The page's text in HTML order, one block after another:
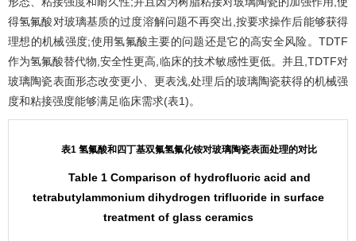
得氢氟酸对玻璃基质的过度溶解问题不再突出,按要求操作后能够获得
理想的机械强度;使用氢氟酸主要的问题还是它的高安全风险。TDTF
作为氢氟酸替代物,安全性更高,临床的技术敏感性更低。并且,TDTF对
玻璃陶瓷表面形态改变更小、更表浅,处理后的玻璃陶瓷获得的机械强
度和粘接强度能够满足临床需求(表1)。
表1 氢氟酸和四丁基双氟氢氟化铵对玻璃陶瓷表面处理的对比
Table 1 Comparison of hydrofluoric acid and
tetrabutylammonium dihydrogen trifluoride in surface
treatment of glass ceramics